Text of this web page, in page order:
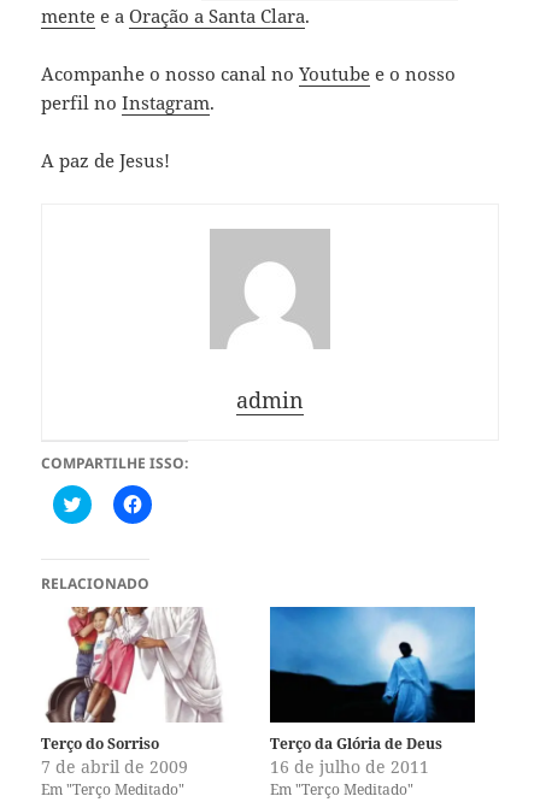
mente e aOração a Santa Clara.
Acompanhe o nosso canal noYoutube e o nosso
perfil noInstagram.
A paz de Jesus!
admin
COMPARTILHE ISSO:
C
l
u
e
p
a
r
a
c
o
m
p
a
r
t
i
l
C
l
u
e
p
a
r
a
c
o
t
l
RELACIONADO
Terço do Sorriso
7 de abril de 2009
Em "Terço Meditado"
Terço da Glória de Deus
16 de julho de 2011
Em "Terço Meditado"